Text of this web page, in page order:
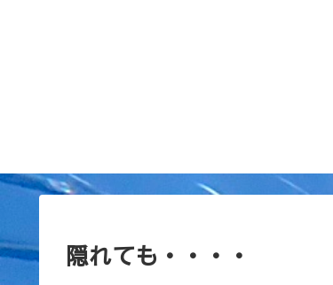
隠れても・・・・